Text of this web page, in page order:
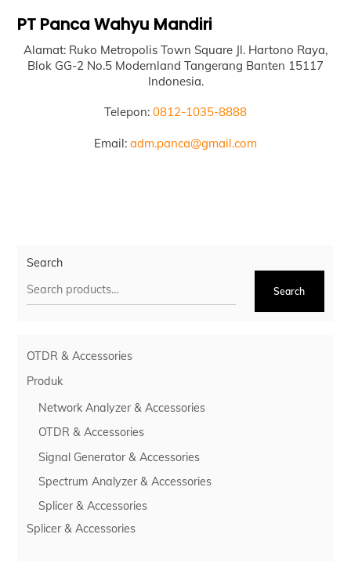
PT Panca Wahyu Mandiri
Alamat: Ruko Metropolis Town Square Jl. Hartono Raya,
Blok GG-2 No.5 Modernland Tangerang Banten 15117
Indonesia.
Telepon: 0812-1035-8888
Email: adm.panca@gmail.com
Search
Search
OTDR & Accessories
Produk
Network Analyzer & Accessories
OTDR & Accessories
Signal Generator & Accessories
Spectrum Analyzer & Accessories
Splicer & Accessories
Splicer & Accessories